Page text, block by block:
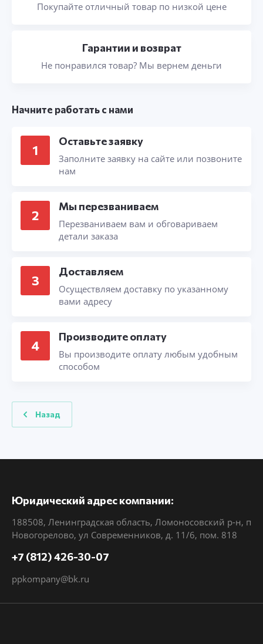
Покупайте отличный товар по низкой цене
Гарантии и возврат
Не понравился товар? Мы вернем деньги
Начните работать с нами
1
Оставьте заявку
Заполните заявку на сайте или позвоните
нам
2
Мы перезваниваем
Перезваниваем вам и обговариваем
детали заказа
3
Доставляем
Осуществляем доставку по указанному
вами адресу
4
Производите оплату
Вы производите оплату любым удобным
способом
Назад
Юридический адрес компании:
188508, Ленинградская область, Ломоносовский р-н, п
Новогорелово, ул Современников, д. 11/6, пом. 818
+7 (812) 426-30-07
ppkompany@bk.ru